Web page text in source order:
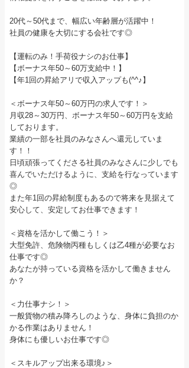
20代～50代まで、幅広い年齢層が活躍中！
社員の健康を大切にする会社です◎
【運転のみ！手荷役ナシのお仕事】
【ボーナス年50～60万支給中！】
【年1回の昇給アリで収入アップも(^^♪】
＜ボーナス年50～60万円の求人です！＞
月収28～30万円、ボーナス年50～60万円を支給
しております。
業績の一部を社員のみなさんへ還元していま
す！！
日頃頑張ってくださる社員のみなさんに少しでも
喜んでいただけるように、支給を行なっています
◎
また年1回の昇給制度もあるので将来を見据えて
安心して、安定してお仕事できます！
＜資格を活かして働こう！＞
大型免許、危険物丙種もしくは乙4種が必要なお
仕事です◎
あなたが持っている資格を活かして働きません
か？
＜力仕事ナシ！＞
一般貨物の積み降ろしのような、身体に負担のか
かる作業はありません！
身体にも優しいお仕事です◎
＜スキルアップ出来る環境♪＞